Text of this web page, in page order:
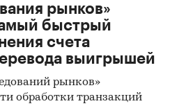
мониторингов.
данных статистики ООН
Division: Commodity
Commodity Statistics,
Organization и др.).
рынков»
быстрый
счета
выигрышей
рынков»
обработки транзакций